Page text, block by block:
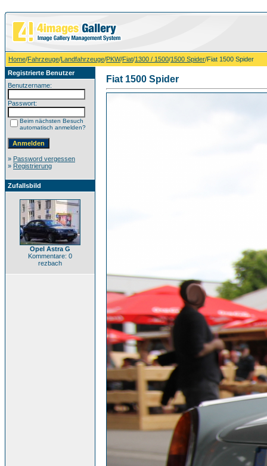
Home/Fahrzeuge/Landfahrzeuge/PKW/Fiat/1300 / 1500/1500 Spider/Fiat 1500 Spider
Registrierte Benutzer
Benutzername:
Passwort:
Beim nächsten Besuch
automatisch anmelden?
» Password vergessen
» Registrierung
Zufallsbild
Opel Astra G
Kommentare: 0
rezbach
Fiat 1500 Spider